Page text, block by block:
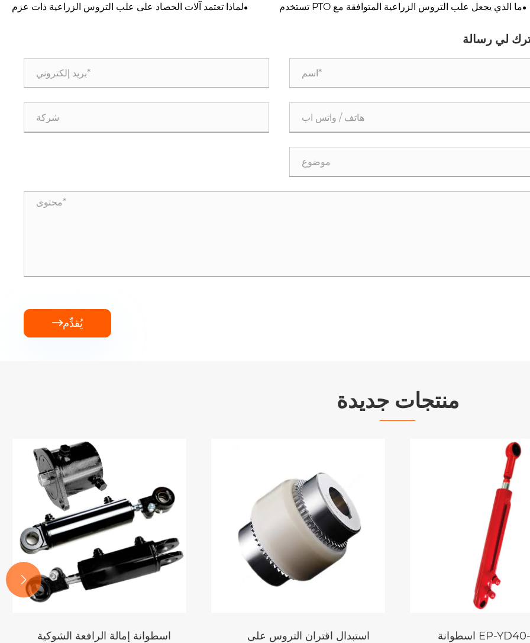
لماذا تعتمد آلات الحصاد على علب التروس الزراعية ذات عزم
ما الذي يجعل علب التروس الزراعية المتوافقة مع PTO تستخدم
لي رسالة
يُقدِّم
منتجات جديدة
EP-YD40-245-D5 اسطوانة
استبدال اقتران التروس على
اسطوانة إمالة الرافعة الشوكية
